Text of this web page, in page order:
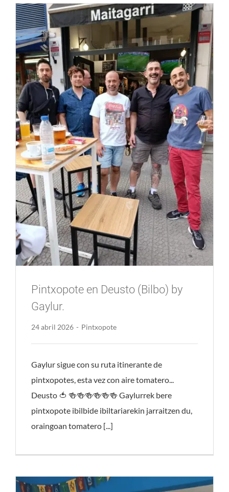
Pintxopote en Deusto (Bilbo) by
Gaylur.
24 abril 2026 - Pintxopote
Gaylur sigue con su ruta itinerante de
pintxopotes, esta vez con aire tomatero...
Deusto 🍅 🍻🍻🍻🍻🍻🍻 Gaylurrek bere
pintxopote ibilbide ibiltariarekin jarraitzen du,
oraingoan tomatero [...]